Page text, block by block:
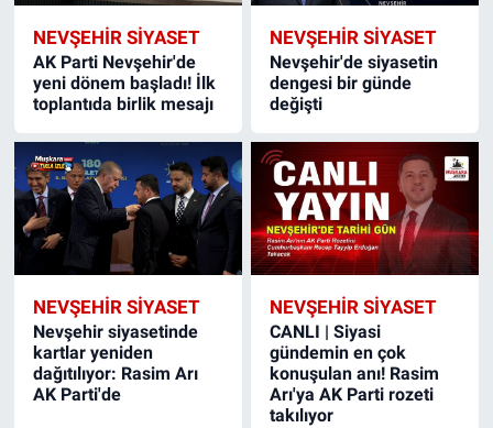
NEVŞEHIR SIYASET
AK Parti Nevşehir'de
yeni dönem başladı! İlk
toplantıda birlik mesajı
NEVŞEHIR SIYASET
Nevşehir'de siyasetin
dengesi bir günde
değişti
NEVŞEHIR SIYASET
Nevşehir siyasetinde
kartlar yeniden
dağıtılıyor: Rasim Arı
AK Parti'de
NEVŞEHIR SIYASET
CANLI | Siyasi
gündemin en çok
konuşulan anı! Rasim
Arı'ya AK Parti rozeti
takılıyor